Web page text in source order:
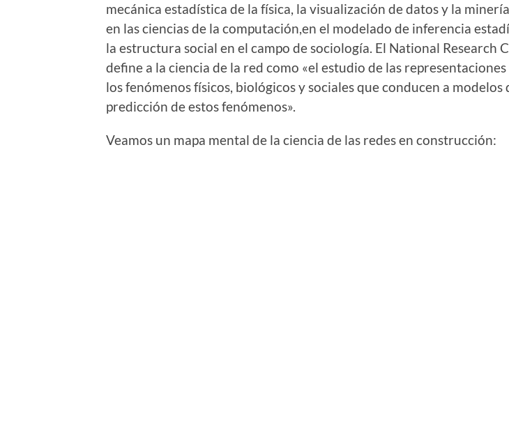
mecánica estadística de la física, la visualización de datos y la
en las ciencias de la computación,en el modelado de inferencia
la estructura social en el campo de sociología. El National Research
define a la ciencia de la red como «el estudio de las
los fenómenos físicos, biológicos y sociales que conducen a modelos
predicción de estos fenómenos».
Veamos un mapa mental de la ciencia de las redes en construcción: